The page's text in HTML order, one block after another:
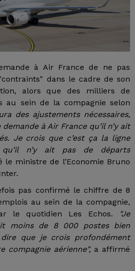
à Air France de ne pas
dans le cadre de son
alors que des milliers de
au sein de la compagnie selon
des ajustements nécessaires,
à Air France qu’il n’y ait
Je crois que c’est ça la ligne
qu’il n’y ait pas de départs
le ministre de l’Economie Bruno
pas confirmé le chiffre de 8
au sein de la compagnie,
le quotidien Les Echos.
"Je
moins de 8 000 postes bien
que je crois profondément
compagnie aérienne", a affirmé